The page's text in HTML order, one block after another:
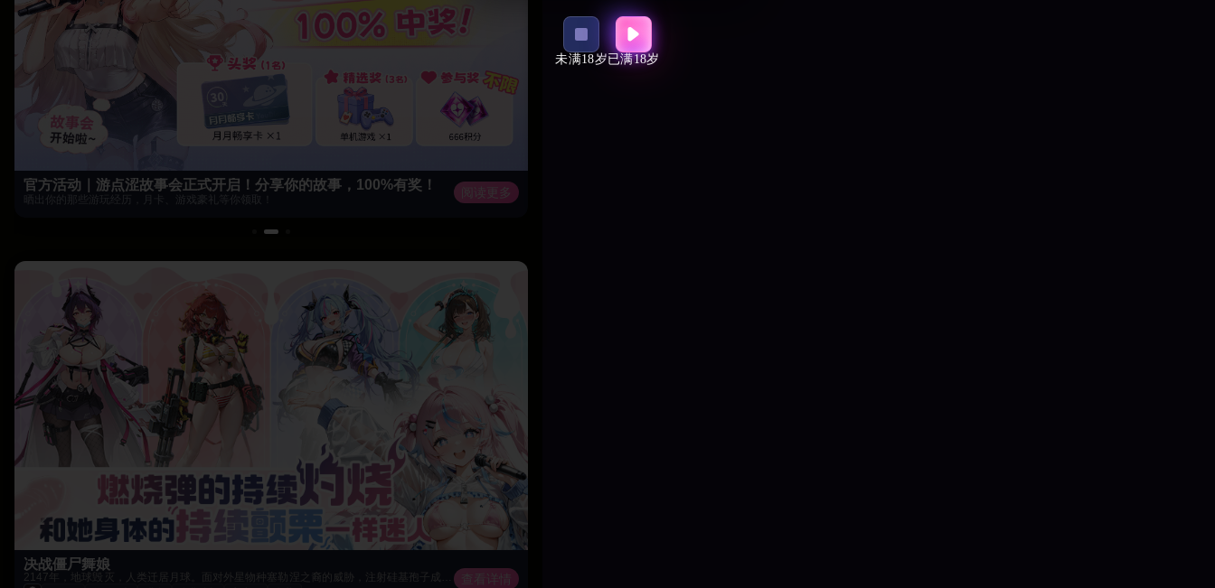
官方活动｜游点涩故事会正式开启！分享你的故事，100%有奖！
晒出你的那些游玩经历，月卡、游戏豪礼等你领取！ 阅读更多
决战僵尸舞娘
查看详情
未满18岁已满18岁